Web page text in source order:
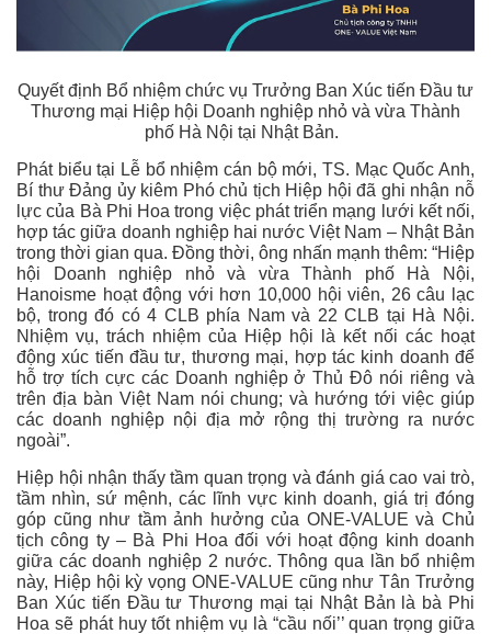
Quyết định Bổ nhiệm chức vụ Trưởng Ban Xúc tiến Đầu tư
Thương mại Hiệp hội Doanh nghiệp nhỏ và vừa Thành
phố Hà Nội tại Nhật Bản.
Phát biểu tại Lễ bổ nhiệm cán bộ mới, TS. Mạc Quốc Anh,
Bí thư Đảng ủy kiêm Phó chủ tịch Hiệp hội đã ghi nhận nỗ
lực của Bà Phi Hoa trong việc phát triển mạng lưới kết nối,
hợp tác giữa doanh nghiệp hai nước Việt Nam – Nhật Bản
trong thời gian qua. Đồng thời, ông nhấn mạnh thêm: “Hiệp
hội Doanh nghiệp nhỏ và vừa Thành phố Hà Nội,
Hanoisme hoạt động với hơn 10,000 hội viên, 26 câu lạc
bộ, trong đó có 4 CLB phía Nam và 22 CLB tại Hà Nội.
Nhiệm vụ, trách nhiệm của Hiệp hội là kết nối các hoạt
động xúc tiến đầu tư, thương mại, hợp tác kinh doanh để
hỗ trợ tích cực các Doanh nghiệp ở Thủ Đô nói riêng và
trên địa bàn Việt Nam nói chung; và hướng tới việc giúp
các doanh nghiệp nội địa mở rộng thị trường ra nước
ngoài”.
Hiệp hội nhận thấy tầm quan trọng và đánh giá cao vai trò,
tầm nhìn, sứ mệnh, các lĩnh vực kinh doanh, giá trị đóng
góp cũng như tầm ảnh hưởng của ONE-VALUE và Chủ
tịch công ty – Bà Phi Hoa đối với hoạt động kinh doanh
giữa các doanh nghiệp 2 nước. Thông qua lần bổ nhiệm
này, Hiệp hội kỳ vọng ONE-VALUE cũng như Tân Trưởng
Ban Xúc tiến Đầu tư Thương mại tại Nhật Bản là bà Phi
Hoa sẽ phát huy tốt nhiệm vụ là “cầu nối’’ quan trọng giữa